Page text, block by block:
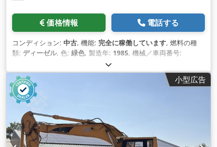
価格情報 電話する
コンディション: 中古, 機能: 完全に稼働しています, 燃料の種
類: ディーゼル, 色: 緑色, 製造年: 1985, 機械／車両番号:
, 商品説明 中古catモーターグレーダー メーカー：
CATERPILLAR モデル 130G Djdpfxsul U Epj Amljwa ディーゼ
ルエンジン 現状販売 お問い合わせ ヴィジャイ JPNインダスト
リアル・トレーディング社 13A パンダンクレセント、シンガポ
ール 128478
小型広告